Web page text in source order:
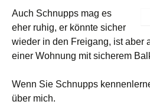
Auch Schnupps mag es
eher ruhig, er könnte sicher
wieder in den Freigang, ist aber
einer Wohnung mit sicherem
Wenn Sie Schnupps
über mich.